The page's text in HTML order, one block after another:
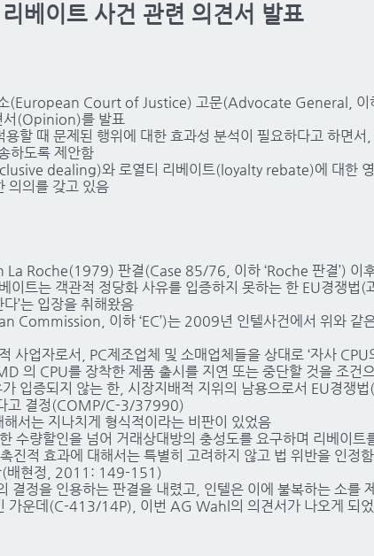
베이트 사건 관련 의견서 발표
(European Court of Justice) 고문(Advocate General, 이
서(Opinion)를 발표
할 때 문제된 행위에 대한 효과성 분석이 필요하다고 하면서,
하도록 제안함
dealing)와 로열티 리베이트(loyalty rebate)에 대한 영
의의를 갖고 있음
Roche(1979) 판결(Case 85/76, 이하 ‘Roche 판결’) 이
이트는 객관적 정당화 사유를 입증하지 못하는 한 EU경쟁법(
’는 입장을 취해왔음
Commission, 이하 ‘EC’)는 2009년 인텔사건에서 위와 같
사업자로서, PC제조업체 및 소매업체들을 상대로 ‘자사
의 CPU를 장착한 제품 출시를 지연 또는 중단할 것을 조건
입증되지 않는 한, 시장지배적 지위의 남용으로서 EU경쟁
고 결정(COMP/C-3/37990)
서는 지나치게 형식적이라는 비판이 있었음
수량할인을 넘어 거래상대방의 충성도를 요구하며 리베이트
진적 효과에 대해서는 특별히 고려하지 않고 법 위반을 인정
(배현정, 2011: 149-151)
정을 인용하는 판결을 내렸고, 인텔은 이에 불복하는 소를
가운데(C-413/14P), 이번 AG Wahl의 의견서가 나오게 되